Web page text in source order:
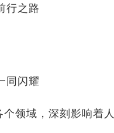
行之路
同闪耀
领域，深刻影响着